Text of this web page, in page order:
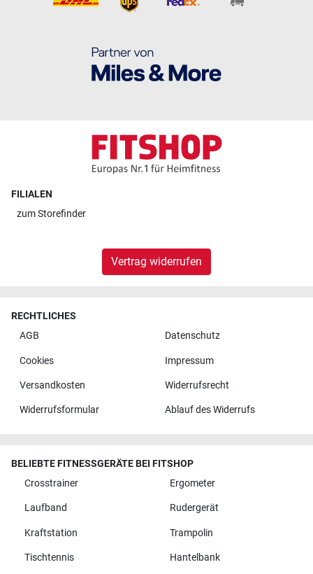
FILIALEN
zumStorefinder
Vertrag widerrufen
RECHTLICHES
AGB
Datenschutz
Cookies Impressum
Versandkosten Widerrufsrecht
Widerrufsformular Ablauf des Widerrufs
BELIEBTE FITNESSGERÄTE BEI FITSHOP
Crosstrainer
Ergometer
Laufband Rudergerät
Kraftstation Trampolin
Tischtennis Hantelbank